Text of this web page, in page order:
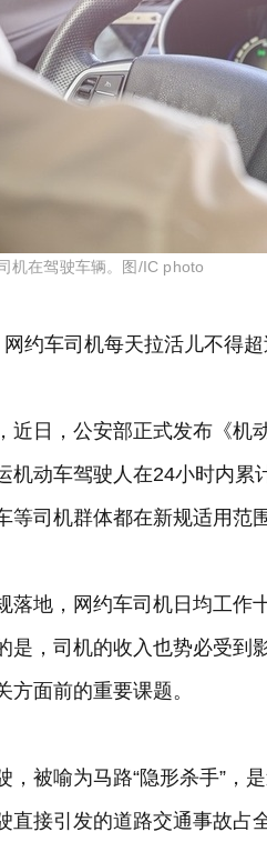
机在驾驶车辆。图/IC photo
约车司机每天拉活儿不得超
近日，公安部正式发布《机
机动车驾驶人在24小时内累
等司机群体都在新规适用范围
落地，网约车司机日均工作
是，司机的收入也势必受到
方面前的重要课题。
，被喻为马路“隐形杀手”，
直接引发的道路交通事故占